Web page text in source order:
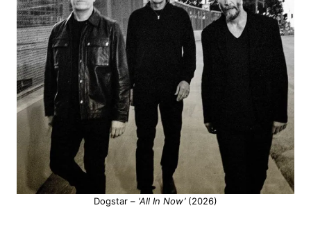
Dogstar – ‘All In Now’(2026)